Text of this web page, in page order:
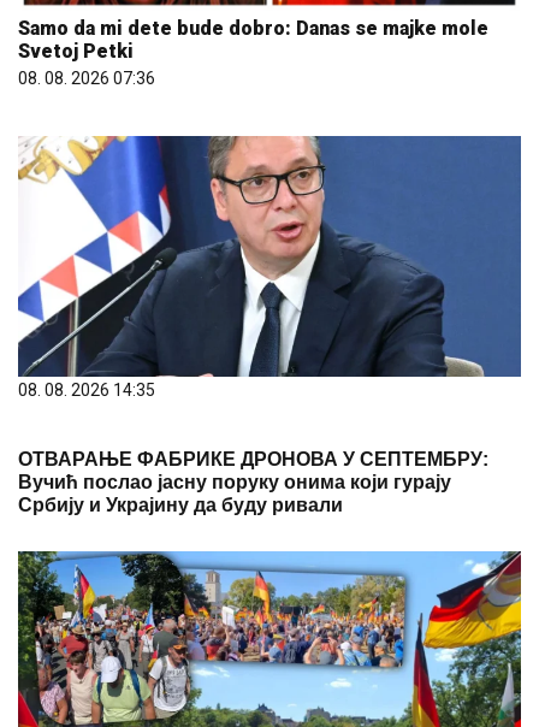
Samo da mi dete bude dobro: Danas se majke mole
Svetoj Petki
08. 08. 2026 07:36
08. 08. 2026 14:35
ОТВАРАЊЕ ФАБРИКЕ ДРОНОВА У СЕПТЕМБРУ:
Вучић послао јасну поруку онима који гурају
Србију и Украјину да буду ривали